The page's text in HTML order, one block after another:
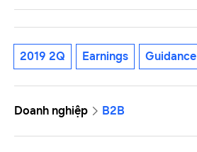
2019 2Q Earnings Guidance
Doanh nghiệp B2B